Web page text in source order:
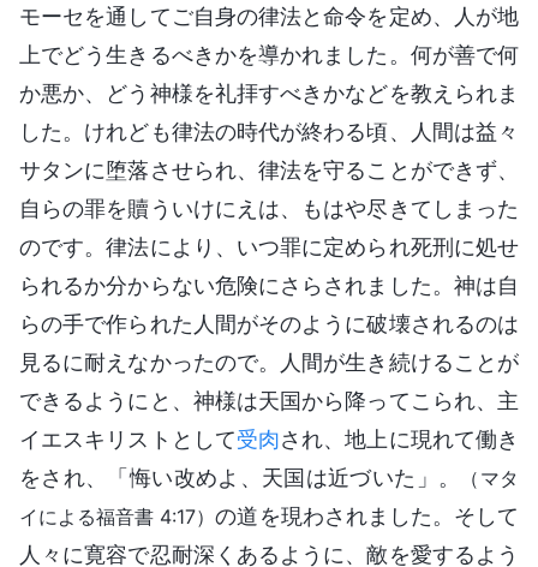
モーセを通してご自身の律法と命令を定め、人が地
上でどう生きるべきかを導かれました。何が善で何
か悪か、どう神様を礼拝すべきかなどを教えられま
した。けれども律法の時代が終わる頃、人間は益々
サタンに堕落させられ、律法を守ることができず、
自らの罪を贖ういけにえは、もはや尽きてしまった
のです。律法により、いつ罪に定められ死刑に処せ
られるか分からない危険にさらされました。神は自
らの手で作られた人間がそのように破壊されるのは
見るに耐えなかったので。人間が生き続けることが
できるようにと、神様は天国から降ってこられ、主
イエスキリストとして受肉され、地上に現れて働き
をされ、「悔い改めよ、天国は近づいた」。
（マタ
イによる福音書 4:17）の道を現わされました。そして
人々に寛容で忍耐深くあるように、敵を愛するよう